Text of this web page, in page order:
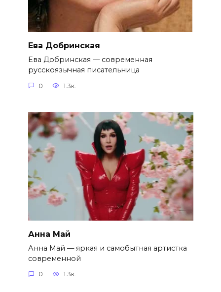
Ева Добринская
Ева Добринская — современная
русскоязычная писательница
0 1.3к.
Анна Май
Анна Май — яркая и самобытная артистка
современной
0 1.3к.